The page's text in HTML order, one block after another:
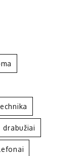
drabužiai